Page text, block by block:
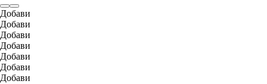
Добави
Добави
Добави
Добави
Добави
Добави
Добави